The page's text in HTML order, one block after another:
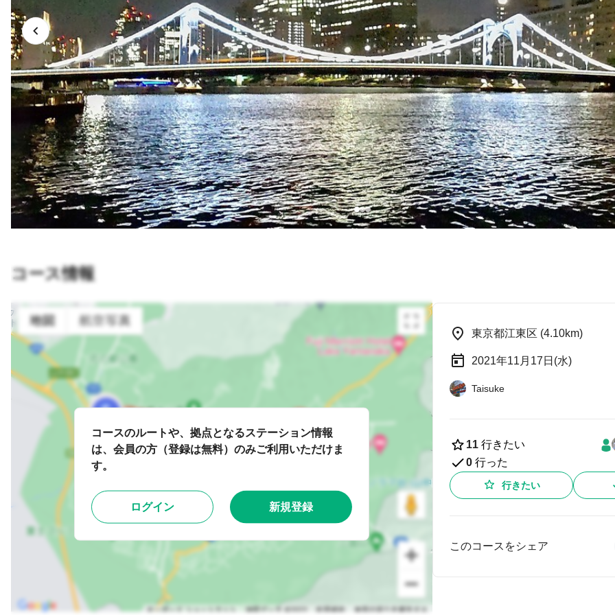
コース情報
コースのルートや、拠点となるステーション情報
は、会員の方（登録は無料）のみご利用いただけま
す。
ログイン 新規登録
東京都江東区 (4.10km)
2021年11月17日(水)
Taisuke
11 行きたい
0 行った
行きたい
このコースをシェア